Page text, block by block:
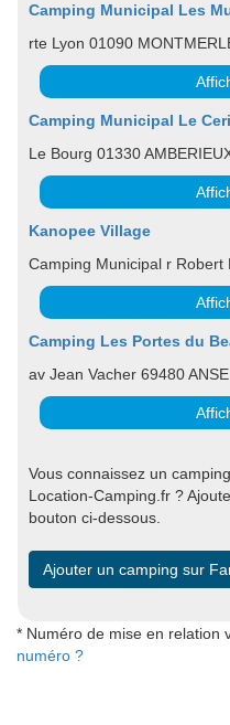
Camping Municipal Les
rte Lyon 01090
Camping Municipal Le
Le Bourg 01330
Kanopee Village
Camping Municipal r Robert
Camping Les Portes du
av Jean Vacher 69480 ANSE
Vous connaissez un
Location-Camping.fr ?
bouton ci-dessous.
Ajouter un camping sur
* Numéro de mise en relation
numéro ?